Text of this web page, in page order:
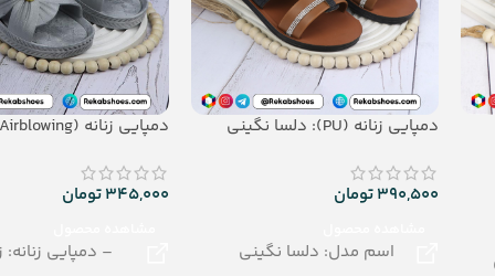
دمپایی زنانه (PU): دلسا نگینی
390,500تومان
اسم مدل: دلسا نگینی
دمپایی زنانه (Airblowing): مدل زیبا
345,000تومان
– دمپایی زنانه: